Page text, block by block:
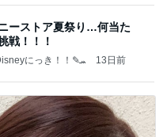
ーストア夏祭り…何当た
戦！！！
高校生Dヲタ Ꭰ-ᎮꭵꭹꭴのDisneyにっき！！✎ܚ 13日前